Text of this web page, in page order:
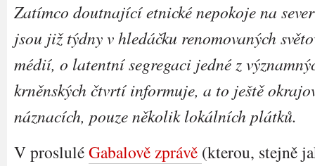
Zatímco doutnající etnické nepokoje na
jsou již týdny v hledáčku renomovaných
médií, o latentní segregaci jedné z
krněnských čtvrtí informuje, a to ještě
náznacích, pouze několik lokálních plátků.
V prosluléGabalově zprávě (kterou, stejně